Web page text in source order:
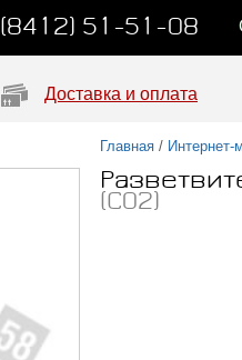
(8412) 51-51-08
Доставка и оплата
Главная / Интернет-
(C02)